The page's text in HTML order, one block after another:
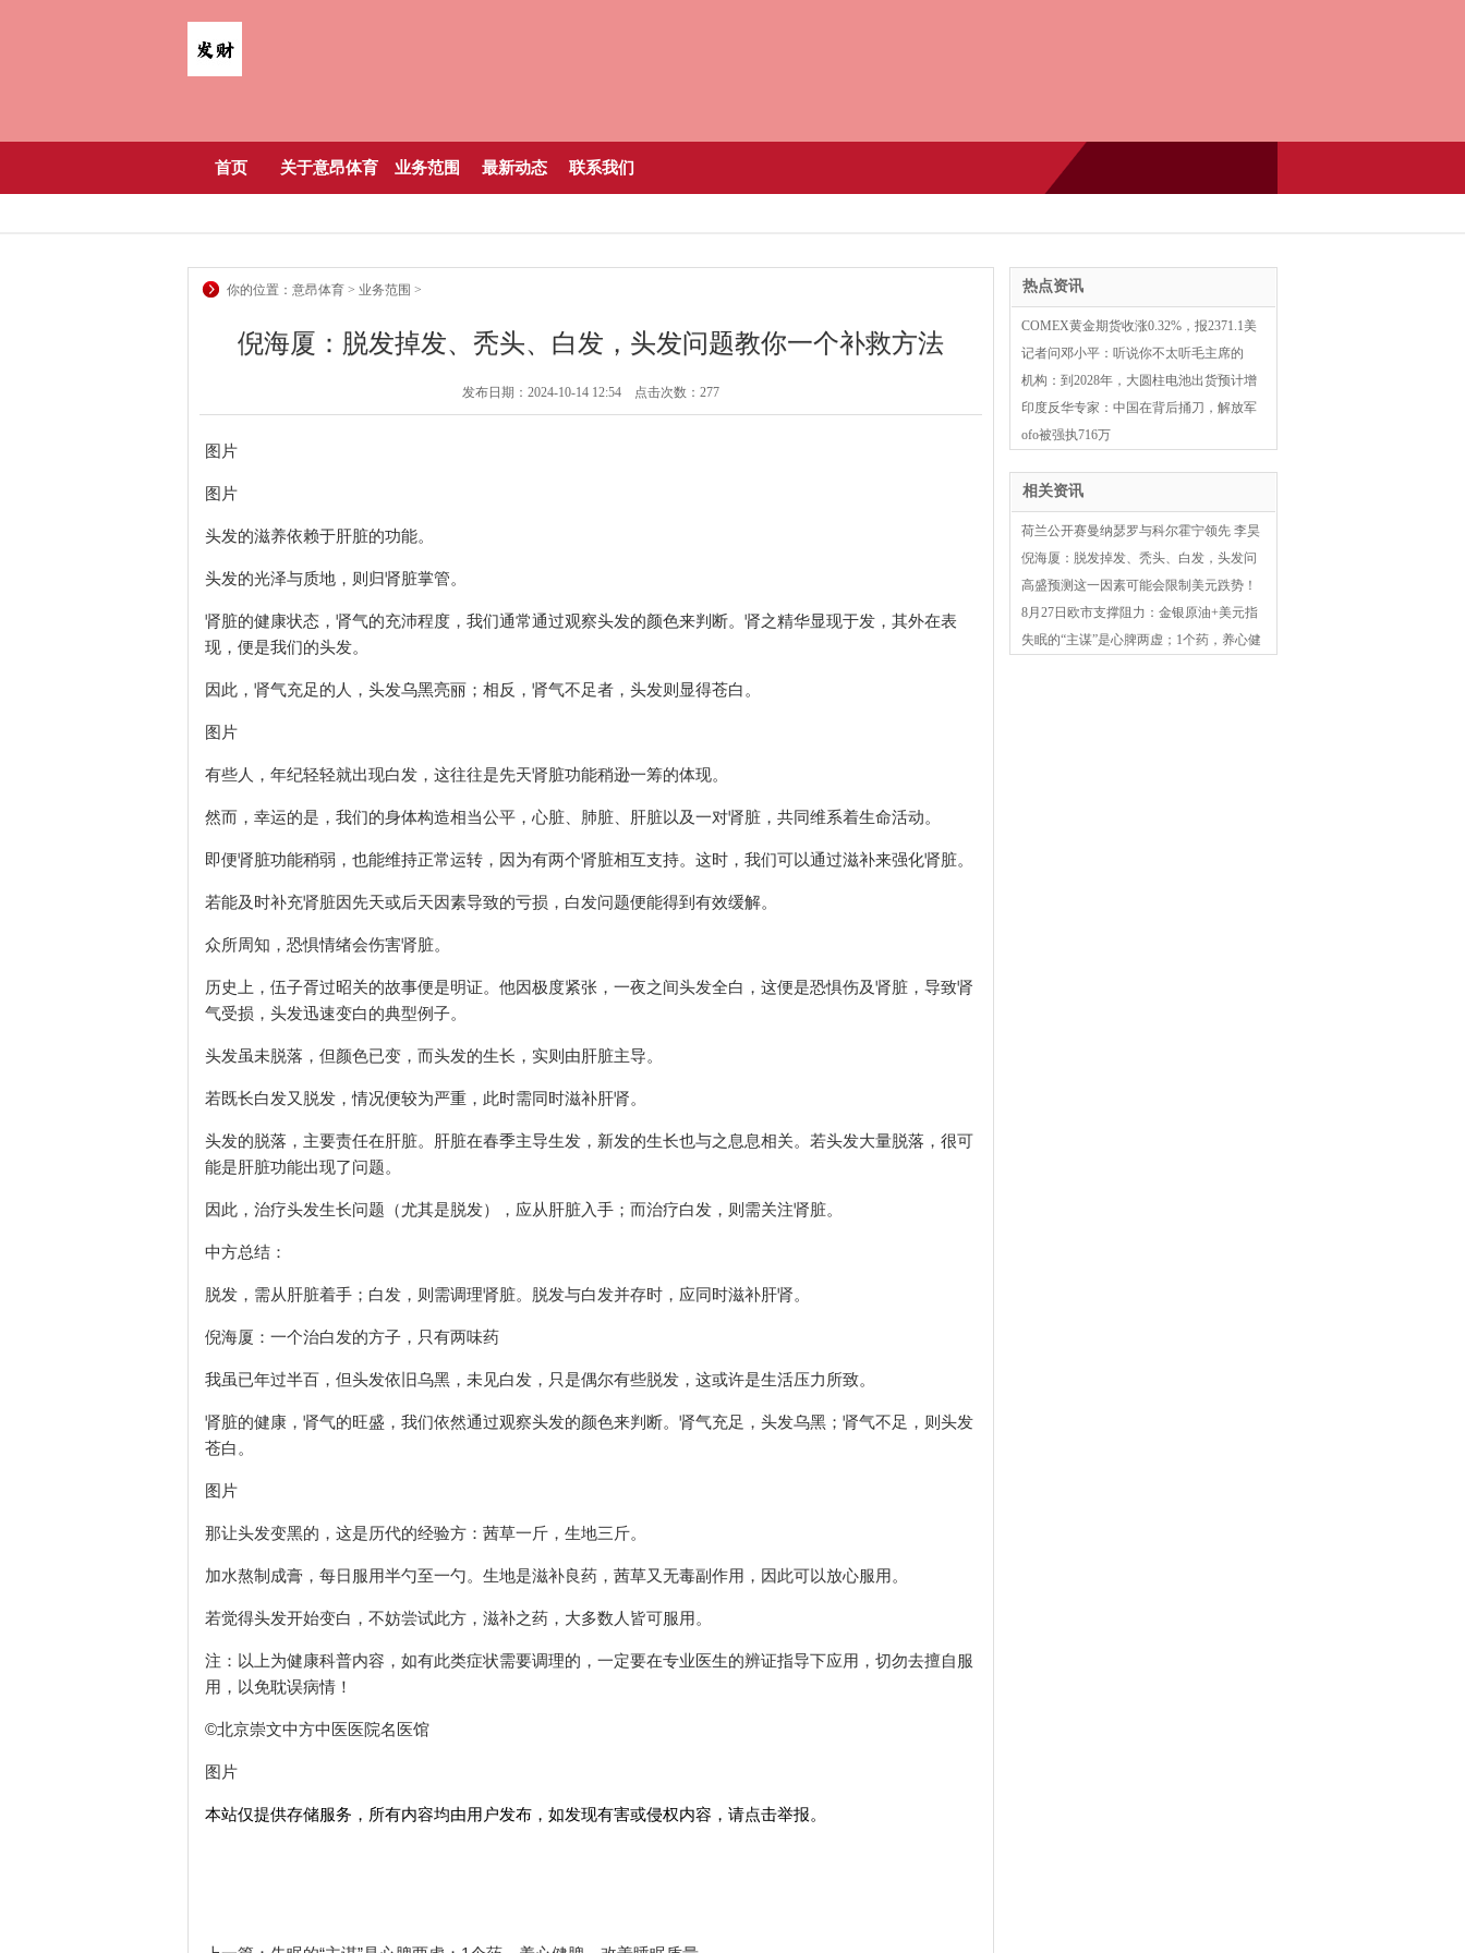
首页 关于意昂体育 业务范围 最新动态 联系我们
你的位置： 意昂体育 > 业务范围 >
倪海厦：脱发掉发、秃头、白发，头发问题教你一个补救方法
发布日期：2024-10-14 12:54 点击次数：277
图片
图片
头发的滋养依赖于肝脏的功能。
头发的光泽与质地，则归肾脏掌管。
肾脏的健康状态，肾气的充沛程度，我们通常通过观察头发的颜色来判断。肾之精华显现于发，其外在表
现，便是我们的头发。
因此，肾气充足的人，头发乌黑亮丽；相反，肾气不足者，头发则显得苍白。
图片
有些人，年纪轻轻就出现白发，这往往是先天肾脏功能稍逊一筹的体现。
然而，幸运的是，我们的身体构造相当公平，心脏、肺脏、肝脏以及一对肾脏，共同维系着生命活动。
即便肾脏功能稍弱，也能维持正常运转，因为有两个肾脏相互支持。这时，我们可以通过滋补来强化肾脏。
若能及时补充肾脏因先天或后天因素导致的亏损，白发问题便能得到有效缓解。
众所周知，恐惧情绪会伤害肾脏。
历史上，伍子胥过昭关的故事便是明证。他因极度紧张，一夜之间头发全白，这便是恐惧伤及肾脏，导致肾
气受损，头发迅速变白的典型例子。
头发虽未脱落，但颜色已变，而头发的生长，实则由肝脏主导。
若既长白发又脱发，情况便较为严重，此时需同时滋补肝肾。
头发的脱落，主要责任在肝脏。肝脏在春季主导生发，新发的生长也与之息息相关。若头发大量脱落，很可
能是肝脏功能出现了问题。
因此，治疗头发生长问题（尤其是脱发），应从肝脏入手；而治疗白发，则需关注肾脏。
中方总结：
脱发，需从肝脏着手；白发，则需调理肾脏。脱发与白发并存时，应同时滋补肝肾。
倪海厦：一个治白发的方子，只有两味药
我虽已年过半百，但头发依旧乌黑，未见白发，只是偶尔有些脱发，这或许是生活压力所致。
肾脏的健康，肾气的旺盛，我们依然通过观察头发的颜色来判断。肾气充足，头发乌黑；肾气不足，则头发
苍白。
图片
那让头发变黑的，这是历代的经验方：茜草一斤，生地三斤。
加水熬制成膏，每日服用半勺至一勺。生地是滋补良药，茜草又无毒副作用，因此可以放心服用。
若觉得头发开始变白，不妨尝试此方，滋补之药，大多数人皆可服用。
注：以上为健康科普内容，如有此类症状需要调理的，一定要在专业医生的辨证指导下应用，切勿去擅自服
用，以免耽误病情！
©北京崇文中方中医医院名医馆
图片
本站仅提供存储服务，所有内容均由用户发布，如发现有害或侵权内容，请点击举报。
热点资讯
COMEX黄金期货收涨0.32%，报2371.1美
元/盎司 COMEX白银期货收
记者问邓小平：听说你不太听毛主席的
话？看邓公精彩回击，绝啦
机构：到2028年，大圆柱电池出货预计增
长到超200GWh
印度反华专家：中国在背后捅刀，解放军
没战斗力，印军应立刻突袭
ofo被强执716万
相关资讯
荷兰公开赛曼纳瑟罗与科尔霍宁领先 李昊
桐73杆
倪海厦：脱发掉发、秃头、白发，头发问
题教你一个补救方法
高盛预测这一因素可能会限制美元跌势！
8月27日欧市支撑阻力：金银原油+美元指
数等六大货币对
失眠的“主谋”是心脾两虚；1个药，养心健